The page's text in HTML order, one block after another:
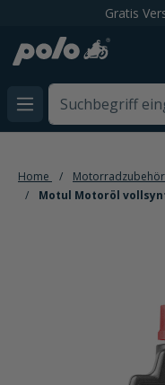
Gratis
Home Motorradzubehör
Motul Motoröl